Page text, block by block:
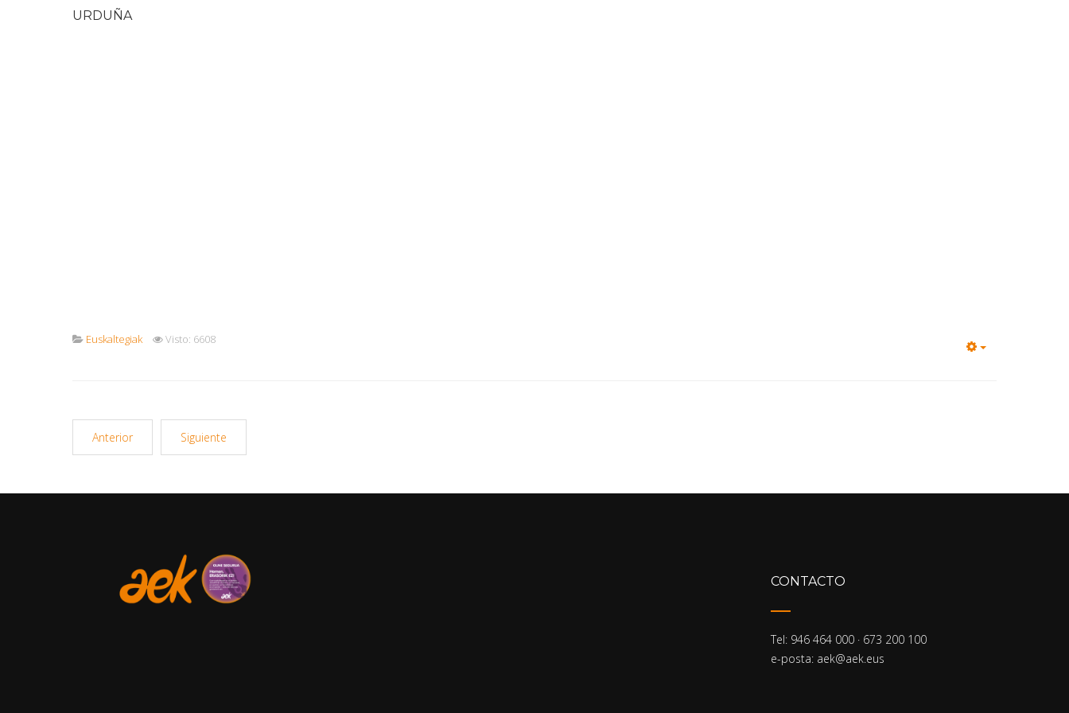
URDUÑA
Euskaltegiak Visto: 6608
Anterior Siguiente
CONTACTO
Tel: 946 464 000 · 673 200 100
e-posta: aek@aek.eus